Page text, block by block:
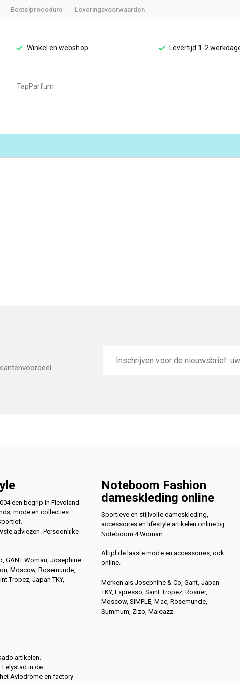
Bestelprocedure Leveringsvoorwaarden
Winkel en webshop Levertijd 1-2
TapParfum
mailadres
een begrip in Flevoland
mode en collecties.
adviezen. Persoonlijke
GANT Woman, Josephine
Moscow, Rosemunde,
Tropez, Japan TKY,
artikelen.
Lelystad in de
Aviodrome en factory
Noteboom Fashion
dameskleding online
Sportieve en stijlvolle dameskleding,
accessoires en lifestyle artikelen online bij
Noteboom 4 Woman.
Altijd de laaste mode en accessoires, ook
online.
Merken als Josephine & Co, Gant, Japan
TKY, Expresso, Saint Tropez, Rosner,
Moscow, SIMPLE, Mac, Rosemunde,
Summum, Zizo, Maicazz.